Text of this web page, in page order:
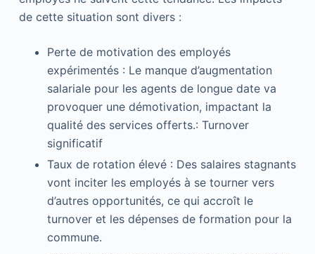
de cette situation sont divers :
Perte de motivation des employés
expérimentés : Le manque d’augmentation
salariale pour les agents de longue date va
provoquer une démotivation, impactant la
qualité des services offerts.: Turnover
significatif
Taux de rotation élevé : Des salaires stagnants
vont inciter les employés à se tourner vers
d’autres opportunités, ce qui accroît le
turnover et les dépenses de formation pour la
commune.